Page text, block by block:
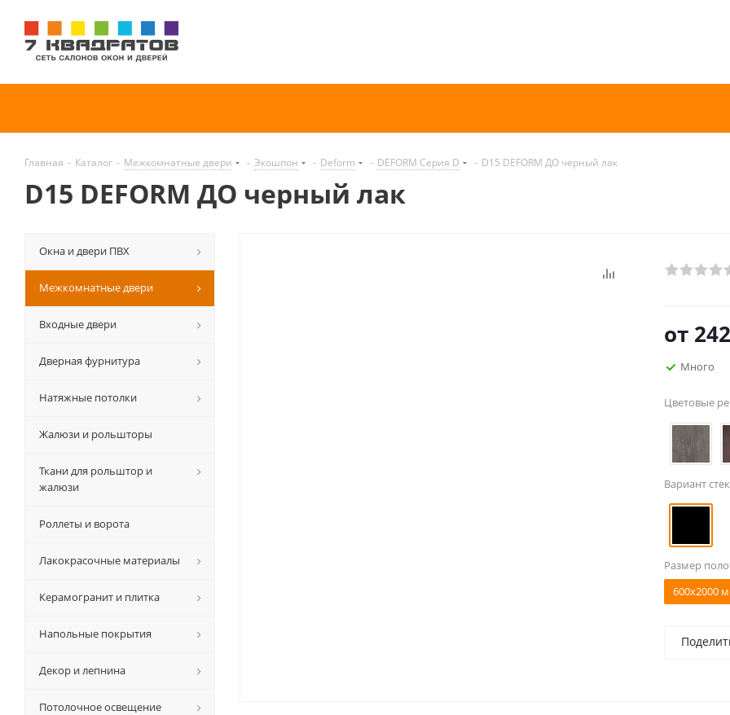
Главная - Каталог - Межкомнатные двери - Экошпон - Deform - DEFORM Серия D - D15 DEFORM ДО черный лак
D15 DEFORM ДО черный лак
от
Много
Цветовые
Вариант
Размер
600x2000
Окна и двери ПВХ
Межкомнатные двери
Входные двери
Дверная фурнитура
Натяжные потолки
Жалюзи и рольшторы
Ткани для рольштор и
жалюзи
Роллеты и ворота
Лакокрасочные материалы
Керамогранит и плитка
Напольные покрытия
Декор и лепнина
Потолочное освещение